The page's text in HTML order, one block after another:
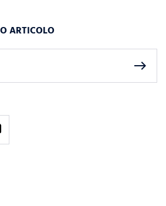
ARTICOLO
east